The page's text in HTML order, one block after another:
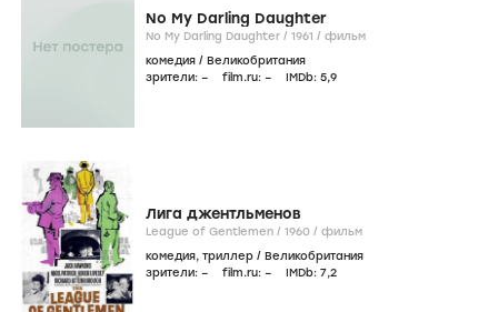
No My Darling Daughter
No My Darling Daughter / 1961 / фильм
комедия / Великобритания
зрители: – film.ru: – IMDb: 5,9
Лига джентльменов
League of Gentlemen / 1960 / фильм
комедия, триллер / Великобритания
зрители: – film.ru: – IMDb: 7,2